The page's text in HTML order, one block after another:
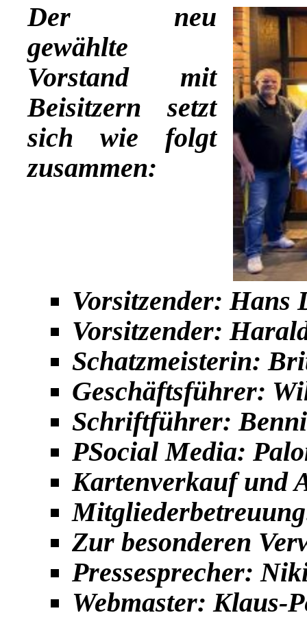
Der neu
gewählte
Vorstand mit
Beisitzern setzt
sich wie folgt
zusammen:
Vorsitzender: Hans
Vorsitzender:
Schatzmeisterin:
Geschäftsführer:
Schriftführer:
PSocial Media:
Kartenverkauf und
Zur besonderen
Pressesprecher:
Webmaster: Klaus-